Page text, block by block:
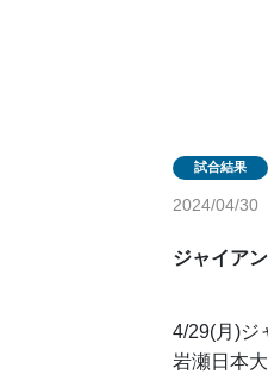
2024/04/30
ジャイア
4/29(月)ジ
岩瀬日本